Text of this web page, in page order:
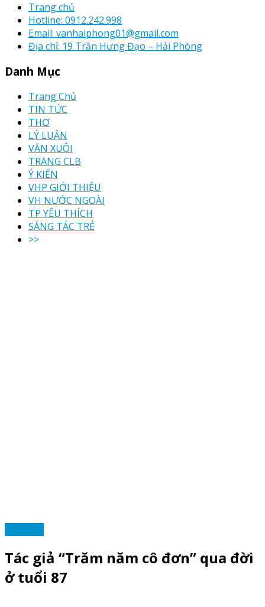
Trang chủ
Hotline: 0912.242.998
Email: vanhaiphong01@gmail.com
Địa chỉ: 19 Trần Hưng Đạo – Hải Phòng
Danh Mục
Trang Chủ
TIN TỨC
THƠ
LÝ LUẬN
VĂN XUÔI
TRANG CLB
Ý KIẾN
VHP GIỚI THIỆU
VH NƯỚC NGOÀI
TP YÊU THÍCH
SÁNG TÁC TRẺ
>>
Tác giả “Trăm năm cô đơn” qua đời
ở tuổi 87